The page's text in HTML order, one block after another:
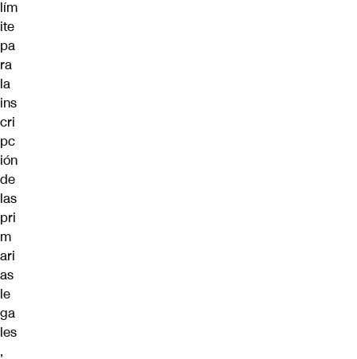
lím
ite
pa
ra
la
ins
cri
pc
ión
de
las
pri
m
ari
as
le
ga
les
,